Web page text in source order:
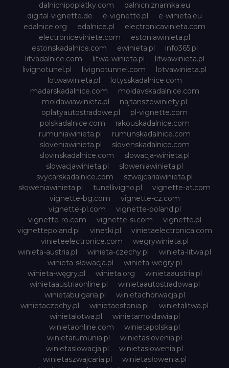
dalnicnipoplatky.com
dalnicniznamka.eu
digital-vignette.de
e-vignette.pl
e-winieta.eu
edalnice.org
edalnice.pl
electronicavinieta.com
electroniceviniete.com
estoniawinieta.pl
estonskadalnice.com
ewinieta.pl
info365.pl
litvadalnice.com
litwa-winieta.pl
litwawinieta.pl
livignotunel.pl
livignotunnel.com
lotvawinieta.pl
lotwawinieta.pl
lotysskadalnice.com
madarskadalnice.com
moldavskadalnice.com
moldawiawinieta.pl
najtanszewiniety.pl
oplatyautostradowe.pl
pl-vignette.com
polskadalnice.com
rakouskadalnice.com
rumuniawinieta.pl
rumunskadalnice.com
sloveniawinieta.pl
slovenskadalnice.com
slovinskadalnice.com
slowacja-winieta.pl
slowacjawinieta.pl
sloweniawinieta.pl
svycarskadalnice.com
szwajcariawinieta.pl
słoweniawinieta.pl
tunellivigno.pl
vignette-at.com
vignette-bg.com
vignette-cz.com
vignette-pl.com
vignette-poland.pl
vignette-ro.com
vignette-si.com
vignette.pl
vignettepoland.pl
vinetki.pl
vinietaelectronica.com
vinieteelectronice.com
wegrywinieta.pl
winieta-austria.pl
winieta-czechy.pl
winieta-litwa.pl
winieta-słowacja.pl
winieta-wegry.pl
winieta-węgry.pl
winieta.org
winietaaustria.pl
winietaaustriaonline.pl
winietaautostradowa.pl
winietabulgaria.pl
winietachorwacja.pl
winietaczechy.pl
winietaestonia.pl
winietalitwa.pl
winietalotwa.pl
winietamoldawia.pl
winietaonline.com
winietapolska.pl
winietarumunia.pl
winietaslovenia.pl
winietaslowacja.pl
winietaslowenia.pl
winietaszwajcaria.pl
winietasłowenia.pl